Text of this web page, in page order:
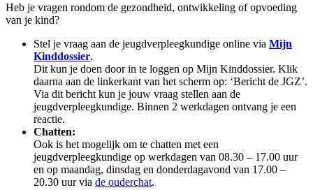
Heb je vragen rondom de gezondheid, ontwikkeling of opvoeding
van je kind?
Stel je vraag aan de jeugdverpleegkundige online via Mijn
Kinddossier.
Dit kun je doen door in te loggen op Mijn Kinddossier. Klik
daarna aan de linkerkant van het scherm op: ‘Bericht de JGZ’.
Via dit bericht kun je jouw vraag stellen aan de
jeugdverpleegkundige. Binnen 2 werkdagen ontvang je een
reactie.
Chatten:
Ook is het mogelijk om te chatten met een
jeugdverpleegkundige op werkdagen van 08.30 – 17.00 uur
en op maandag, dinsdag en donderdagavond van 17.00 –
20.30 uur via de ouderchat.